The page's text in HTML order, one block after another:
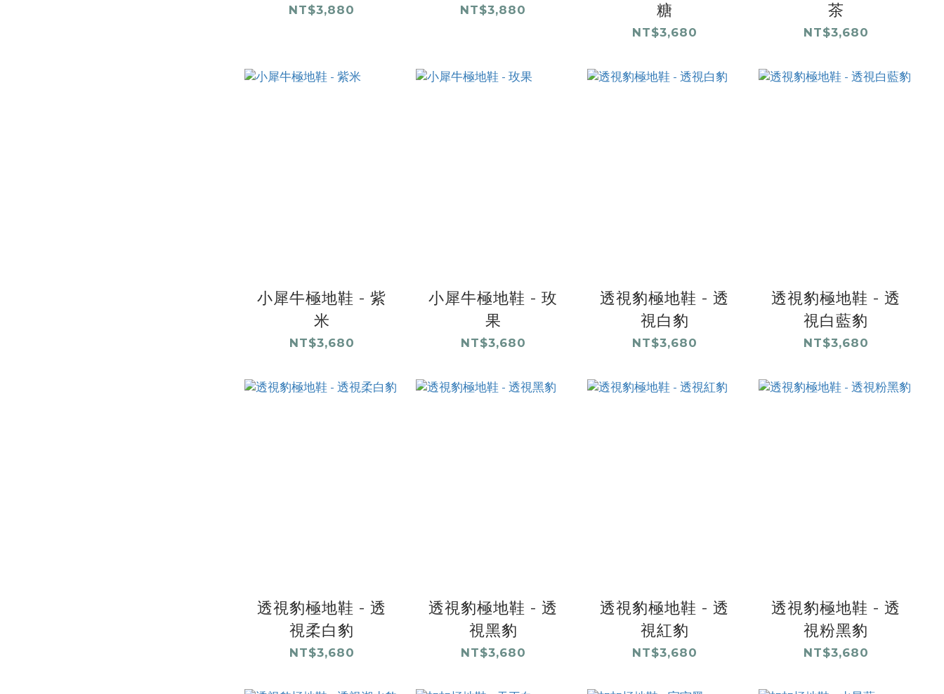
NT$3,880 NT$3,880
糖
NT$3,680
茶
NT$3,680
小犀牛極地鞋 - 紫
米
NT$3,680
小犀牛極地鞋 - 玫
果
NT$3,680
透視豹極地鞋 - 透
視白豹
NT$3,680
透視豹極地鞋 - 透
視白藍豹
NT$3,680
透視豹極地鞋 - 透
視柔白豹
NT$3,680
透視豹極地鞋 - 透
視黑豹
NT$3,680
透視豹極地鞋 - 透
視紅豹
NT$3,680
透視豹極地鞋 - 透
視粉黑豹
NT$3,680